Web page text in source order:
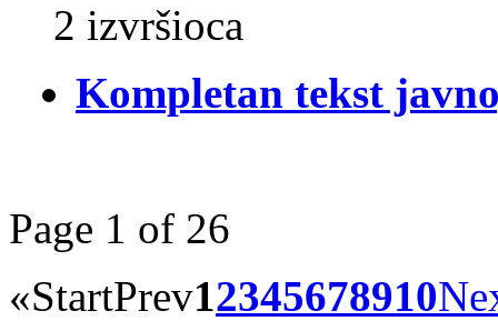
2 izvršioca
Kompletan tekst
Page 1 of 26
«StartPrev12345678910